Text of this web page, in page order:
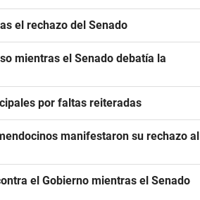
el rechazo del Senado
mientras el Senado debatía la
por faltas reiteradas
manifestaron su rechazo al
el Gobierno mientras el Senado